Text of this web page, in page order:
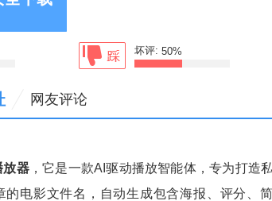
坏评: 50%
网友评论
放器，它是一款AI驱动播放智能体，专为打造
的电影文件名，自动生成包含海报、评分、